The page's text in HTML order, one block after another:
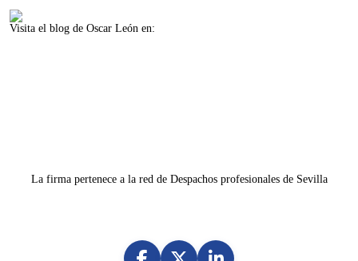
Visita el blog de Oscar León en:
La firma pertenece a la red de Despachos profesionales de Sevilla